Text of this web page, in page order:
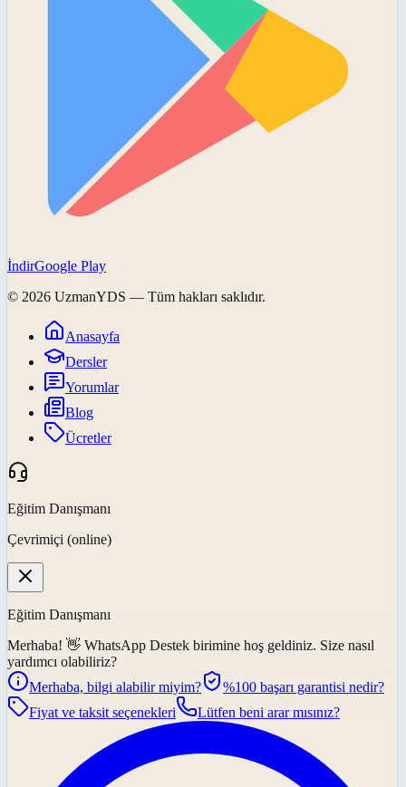
İndirGoogle Play
© 2026 UzmanYDS — Tüm hakları saklıdır.
Anasayfa
Dersler
Yorumlar
Blog
Ücretler
Eğitim Danışmanı
Çevrimiçi (online)
Eğitim Danışmanı
Merhaba! 👋 WhatsApp Destek birimine hoş geldiniz. Size nasıl
yardımcı olabiliriz?
Merhaba, bilgi alabilir miyim?
%100 başarı garantisi nedir?
Fiyat ve taksit seçenekleri
Lütfen beni arar mısınız?